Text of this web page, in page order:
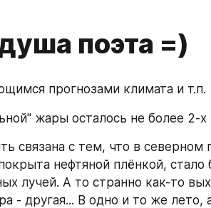
поэта =)
прогнозами климата и т.п.
жары осталось не более 2-х
связана с тем, что в северном
нефтяной плёнкой,
лучей. А то странно как-то
- другая... В одно и то же лето,